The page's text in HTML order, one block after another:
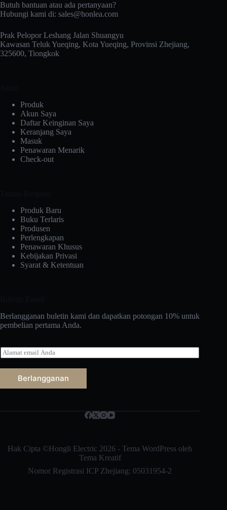
Butuh bantuan atau ada pertanyaan?
Hubungi kami di: sales@honlea.com
Prak Pelopor Leshang Jalan Shuangyu
Kawasan Teluk Yueqing, Kota Yueqing, Provinsi Zhejiang,
325600, Tiongkok
Produk
Akun Saya
Daftar Keinginan Saya
Keranjang Saya
Masuk
Penawaran Menarik
Check-out
Produk Baru
Buku Terlaris
Produsen
Perlengkapan
Penawaran Khusus
Kebijakan Privasi
Syarat & Ketentuan
Berlangganan buletin kami dan dapatkan potongan 10% untuk
pembelian pertama Anda.
E
-
m
Berlangganan
Hak Cipta ©Hongli Electric 2026 - Tema WordPress oleh
Tema Kreatif
Nomor Registrasi ICP Zhejiang: 05031954-2
ไทย
Nederlands